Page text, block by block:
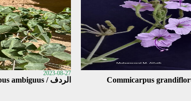
2023-08-27
الردف / Commicarpus ambiguus